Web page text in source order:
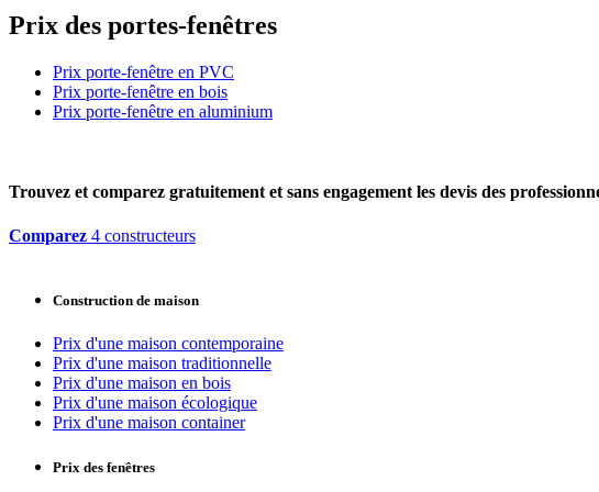
Prix des portes-fenêtres
Prix porte-fenêtre en PVC
Prix porte-fenêtre en bois
Prix porte-fenêtre en aluminium
Trouvez et comparez gratuitement et sans engagement les devis des
Comparez 4 constructeurs
Construction de maison
Prix d'une maison contemporaine
Prix d'une maison traditionnelle
Prix d'une maison en bois
Prix d'une maison écologique
Prix d'une maison container
Prix des fenêtres